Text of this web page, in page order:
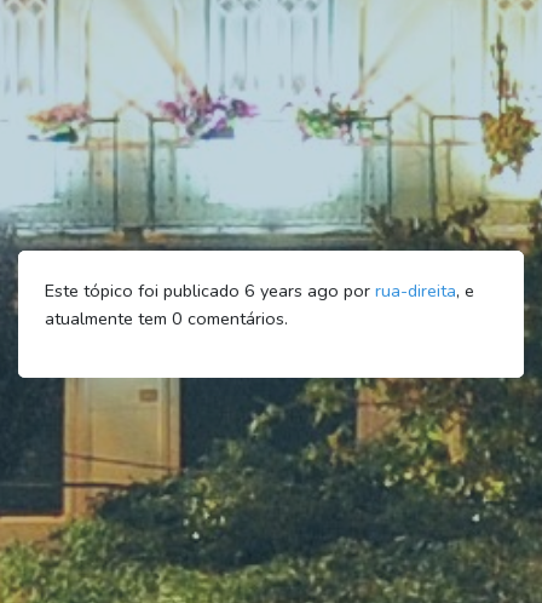
Este tópico foi publicado 6 years ago por rua-direita, e
atualmente tem 0 comentários.